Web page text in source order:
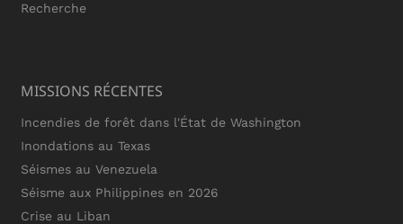
Recherche
MISSIONS RÉCENTES
Incendies de forêt dans l'État de Washington
Inondations au Texas
Séismes au Venezuela
Séisme aux Philippines en 2026
Crise au Liban